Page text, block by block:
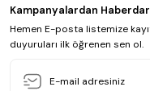
Kampanyalardan
Hemen E-posta listemize
duyuruları ilk öğrenen sen ol.